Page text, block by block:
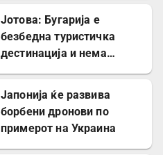
Јотова: Бугарија е
безбедна туристичка
дестинација и нема
Јапонија ќе развива
борбени дронови по
примерот на Украина